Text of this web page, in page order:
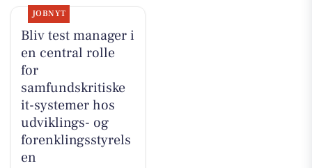
JOBNYT
Bliv test manager i
en central rolle
for
samfundskritiske
it-systemer hos
udviklings- og
forenklingsstyrels
en